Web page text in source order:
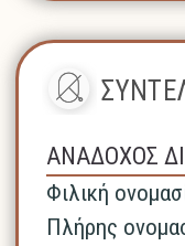
ΑΝΑΔΟΧΟΣ
Φιλική
Πλήρης